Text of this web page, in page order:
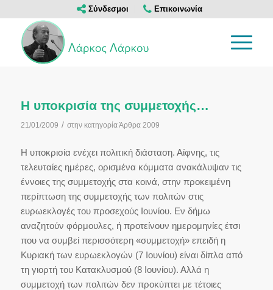
Σύνδεσμοι Επικοινωνία
Η υποκρισία της συμμετοχής…
21/01/2009 / στην κατηγορίαΆρθρα 2009
Η υποκρισία ενέχει πολιτική διάσταση. Αίφνης, τις
τελευταίες ημέρες, ορισμένα κόμματα ανακάλυψαν τις
έννοιες της συμμετοχής στα κοινά, στην προκειμένη
περίπτωση της συμμετοχής των πολιτών στις
ευρωεκλογές του προσεχούς Ιουνίου. Εν δήμω
αναζητούν φόρμουλες, ή προτείνουν ημερομηνίες έτσι
που να συμβεί περισσότερη «συμμετοχή» επειδή η
Κυριακή των ευρωεκλογών (7 Ιουνίου) είναι δίπλα από
τη γιορτή του Κατακλυσμού (8 Ιουνίου). Αλλά η
συμμετοχή των πολιτών δεν προκύπτει με τέτοιες